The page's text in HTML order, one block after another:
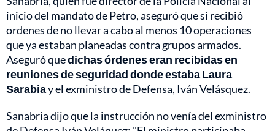
inicio del mandato de Petro, aseguró que sí recibió
ordenes de no llevar a cabo al menos 10 operaciones
que ya estaban planeadas contra grupos armados.
Aseguró quedichas órdenes eran recibidas en
reuniones de seguridad donde estaba Laura
Sarabiay el exministro de Defensa, Iván Velásquez.
Sanabria dijo que la instrucción no venía del exministro